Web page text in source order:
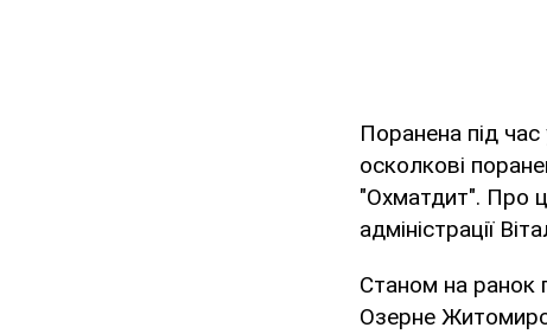
Поранена під
осколкові
"Охматдит". Про
адміністрації
Станом на ранок
Озерне